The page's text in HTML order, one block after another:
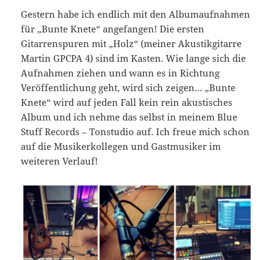
Gestern habe ich endlich mit den Albumaufnahmen
für „Bunte Knete“ angefangen! Die ersten
Gitarrenspuren mit „Holz“ (meiner Akustikgitarre
Martin GPCPA 4) sind im Kasten. Wie lange sich die
Aufnahmen ziehen und wann es in Richtung
Veröffentlichung geht, wird sich zeigen… „Bunte
Knete“ wird auf jeden Fall kein rein akustisches
Album und ich nehme das selbst in meinem Blue
Stuff Records – Tonstudio auf. Ich freue mich schon
auf die Musikerkollegen und Gastmusiker im
weiteren Verlauf!